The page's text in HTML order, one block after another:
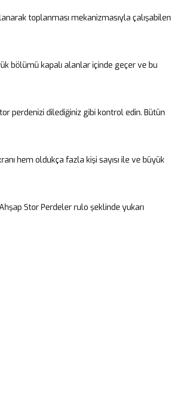
toplanması mekanizmasıyla çalışabilen
bölümü kapalı alanlar içinde geçer ve bu
perdenizi dilediğiniz gibi kontrol edin. Bütün
hem oldukça fazla kişi sayısı ile ve büyük
Stor Perdeler rulo şeklinde yukarı